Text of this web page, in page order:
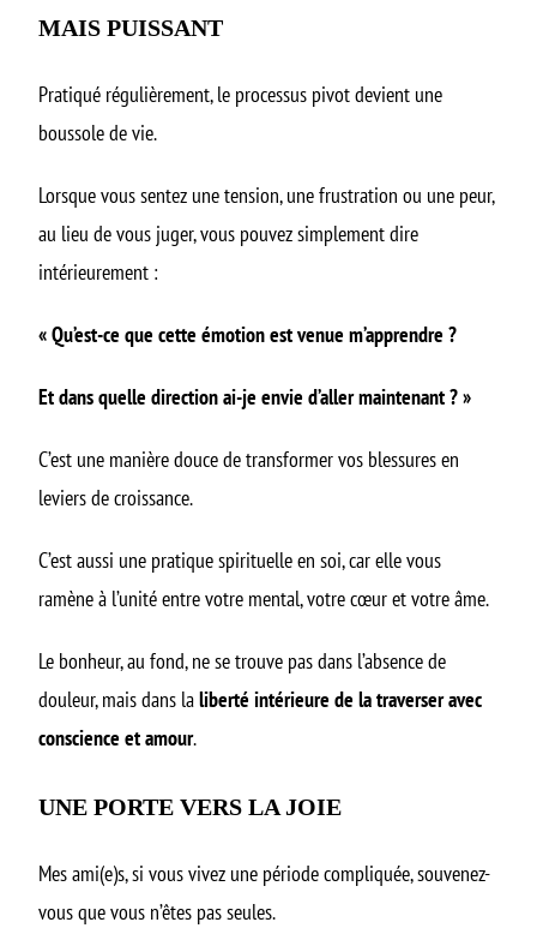
MAIS PUISSANT
Pratiqué régulièrement, le processus pivot devient une
boussole de vie.
Lorsque vous sentez une tension, une frustration ou une peur,
au lieu de vous juger, vous pouvez simplement dire
intérieurement :
« Qu’est-ce que cette émotion est venue m’apprendre ?
Et dans quelle direction ai-je envie d’aller maintenant ? »
C’est une manière douce de transformer vos blessures en
leviers de croissance.
C’est aussi une pratique spirituelle en soi, car elle vous
ramène à l’unité entre votre mental, votre cœur et votre âme.
Le bonheur, au fond, ne se trouve pas dans l’absence de
douleur, mais dans laliberté intérieure de la traverser avec
conscience et amour.
UNE PORTE VERS LA JOIE
Mes ami(e)s, si vous vivez une période compliquée, souvenez-
vous que vous n’êtes pas seules.